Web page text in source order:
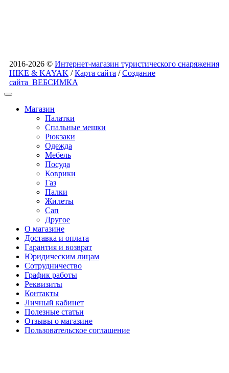
2016-2026 © Интернет-магазин туристического снаряжения
HIKE & KAYAK /Карта сайта /Создание
сайта ВЕБСИМКА
Магазин
Палатки
Спальные мешки
Рюкзаки
Одежда
Мебель
Посуда
Коврики
Газ
Палки
Жилеты
Сап
Другое
О магазине
Доставка и оплата
Гарантия и возврат
Юридическим лицам
Сотрудничество
График работы
Реквизиты
Контакты
Личный кабинет
Полезные статьи
Отзывы о магазине
Пользовательское соглашение